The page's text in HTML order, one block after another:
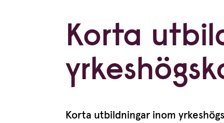
Korta
Korta utbildningar inom